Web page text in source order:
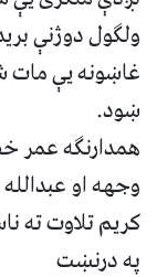
ولګول دوژنې
غاښونه یې
ښود.
همدارنګه عمر
وجهه او
کریم تلاوت
په درنښت